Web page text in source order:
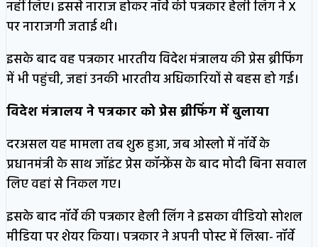
नहीं लिए। इससे नाराज होकर नॉर्वे की पत्रकार हेली लिंग ने X
पर नाराजगी जताई थी।
इसके बाद वह पत्रकार भारतीय विदेश मंत्रालय की प्रेस ब्रीफिंग
में भी पहुंची, जहां उनकी भारतीय अधिकारियों से बहस हो गई।
विदेश मंत्रालय ने पत्रकार को प्रेस ब्रीफिंग में बुलाया
दरअसल यह मामला तब शुरू हुआ, जब ओस्लो में नॉर्वे के
प्रधानमंत्री के साथ जॉइंट प्रेस कॉन्फ्रेंस के बाद मोदी बिना सवाल
लिए वहां से निकल गए।
इसके बाद नॉर्वे की पत्रकार हेली लिंग ने इसका वीडियो सोशल
मीडिया पर शेयर किया। पत्रकार ने अपनी पोस्ट में लिखा- नॉर्वे